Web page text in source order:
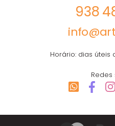
938
Horário: dias úteis
Redes